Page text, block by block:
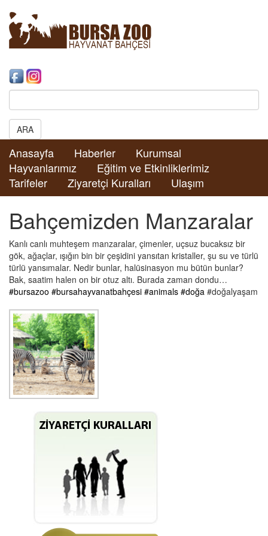
Search:
ARA
Anasayfa Haberler
Kurumsal
Hayvanlarımız
Eğitim ve Etkinliklerimiz
Tarifeler
Ziyaretçi Kuralları Ulaşım
Bahçemizden Manzaralar
Kanlı canlı muhteşem manzaralar, çimenler, uçsuz bucaksız bir
gök, ağaçlar, ışığın bin bir çeşidini yansıtan kristaller, şu su ve türlü
türlü yansımalar. Nedir bunlar, halüsinasyon mu bütün bunlar?
Bak, saatim halen on bir otuz altı. Burada zaman dondu…
#bursazoo #bursahayvanatbahçesi #animals #doğa #doğalyaşam